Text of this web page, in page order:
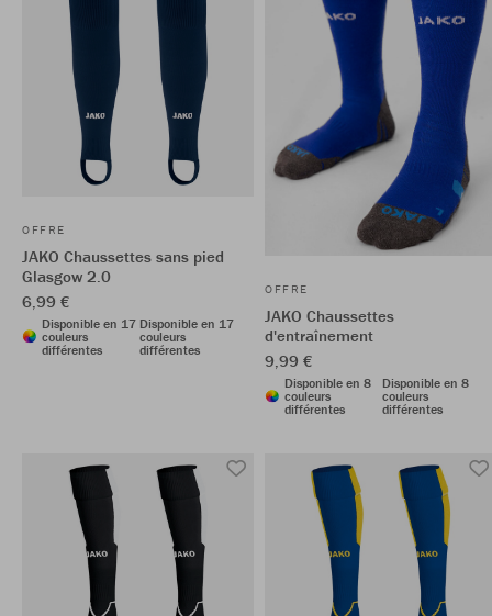
OFFRE
JAKO Chaussettes sans pied
Glasgow 2.0
6,99 €
Disponible en 17
couleurs
différentes
Disponible en 17
couleurs
différentes
OFFRE
JAKO Chaussettes
d'entraînement
9,99 €
Disponible en 8
couleurs
différentes
Disponible en 8
couleurs
différentes